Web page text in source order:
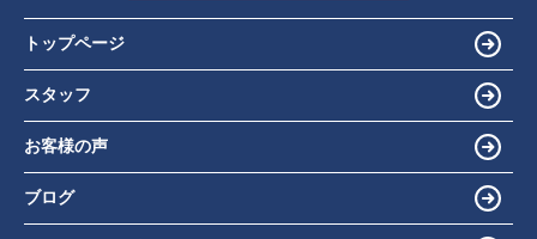
トップページ
スタッフ
お客様の声
ブログ